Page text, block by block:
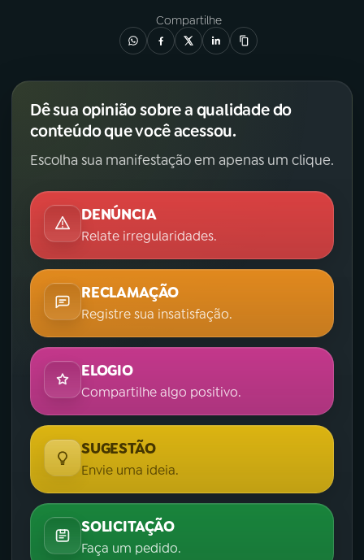
Compartilhe
Dê sua opinião sobre a qualidade do
conteúdo que você acessou.
Escolha sua manifestação em apenas um clique.
DENÚNCIA
Relate irregularidades.
RECLAMAÇÃO
Registre sua insatisfação.
ELOGIO
Compartilhe algo positivo.
SUGESTÃO
Envie uma ideia.
SOLICITAÇÃO
Faça um pedido.